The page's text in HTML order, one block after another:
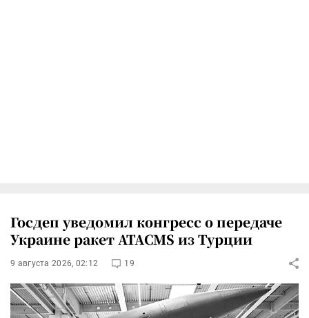
Госдеп уведомил конгресс о передаче
Украине ракет ATACMS из Турции
9 августа 2026, 02:12 19